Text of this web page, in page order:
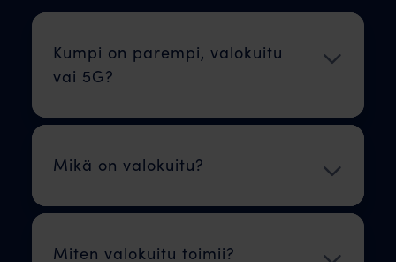
Kumpi on parempi, valokuitu
vai 5G?
Mikä on valokuitu?
Miten valokuitu toimii?